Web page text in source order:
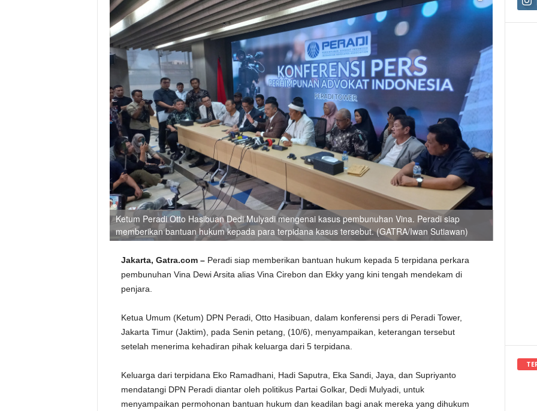
Ketum Peradi Otto Hasibuan Dedi Mulyadi mengenai kasus pembunuhan Vina. Peradi siap
memberikan bantuan hukum kepada para terpidana kasus tersebut. (GATRA/Iwan Sutiawan)
Jakarta, Gatra.com – Peradi siap memberikan bantuan hukum kepada 5 terpidana perkara
pembunuhan Vina Dewi Arsita alias Vina Cirebon dan Ekky yang kini tengah mendekam di
penjara.
Ketua Umum (Ketum) DPN Peradi, Otto Hasibuan, dalam konferensi pers di Peradi Tower,
Jakarta Timur (Jaktim), pada Senin petang, (10/6), menyampaikan, keterangan tersebut
setelah menerima kehadiran pihak keluarga dari 5 terpidana.
Keluarga dari terpidana Eko Ramadhani, Hadi Saputra, Eka Sandi, Jaya, dan Supriyanto
mendatangi DPN Peradi diantar oleh politikus Partai Golkar, Dedi Mulyadi, untuk
menyampaikan permohonan bantuan hukum dan keadilan bagi anak mereka yang dihukum